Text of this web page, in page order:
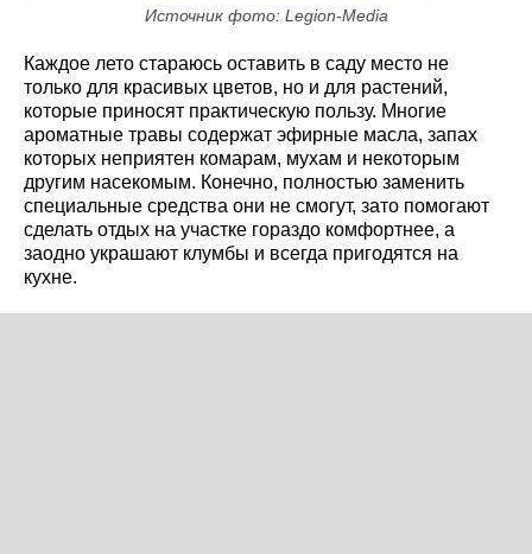
Источник фото: Legion-Media
Каждое лето стараюсь оставить в саду место не
только для красивых цветов, но и для растений,
которые приносят практическую пользу. Многие
ароматные травы содержат эфирные масла, запах
которых неприятен комарам, мухам и некоторым
другим насекомым. Конечно, полностью заменить
специальные средства они не смогут, зато помогают
сделать отдых на участке гораздо комфортнее, а
заодно украшают клумбы и всегда пригодятся на
кухне.